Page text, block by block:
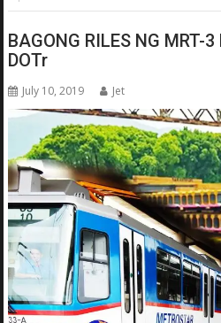
BAGONG RILES NG MRT-
DOTr
July 10, 2019 Jet